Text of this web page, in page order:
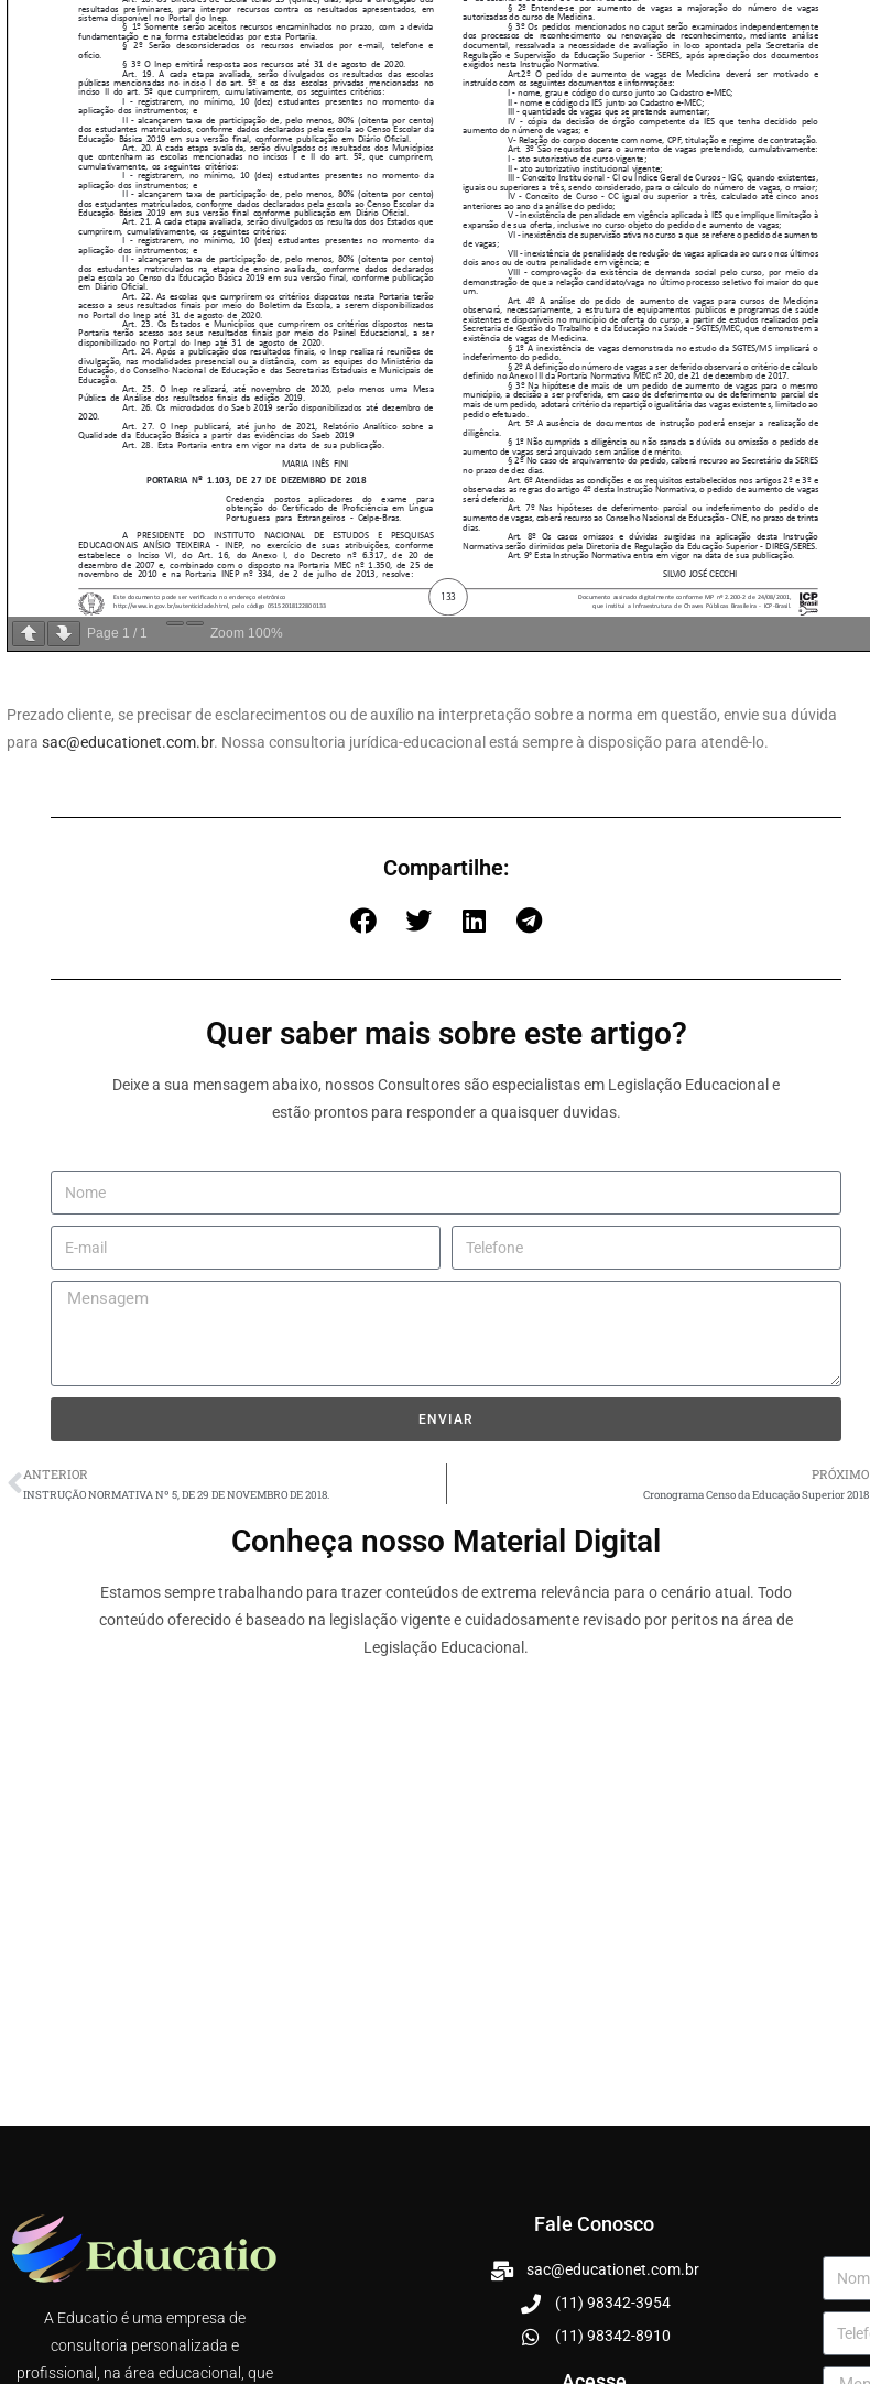
Page 1 / 1 Zoom 100%
Prezado cliente, se precisar de esclarecimentos ou de auxílio na interpretação sobre a norma em questão, envie sua dúvida
para sac@educationet.com.br. Nossa consultoria jurídica-educacional está sempre à disposição para atendê-lo.
Compartilhe:
Quer saber mais sobre este artigo?
Deixe a sua mensagem abaixo, nossos Consultores são especialistas em Legislação Educacional e
estão prontos para responder a quaisquer duvidas.
ENVIAR
ANTERIOR
INSTRUÇÃO NORMATIVA Nº 5, DE 29 DE NOVEMBRO DE 2018.
PRÓXIMO
Cronograma Censo da Educação Superior 2018
Conheça nosso Material Digital
Estamos sempre trabalhando para trazer conteúdos de extrema relevância para o cenário atual. Todo
conteúdo oferecido é baseado na legislação vigente e cuidadosamente revisado por peritos na área de
Legislação Educacional.
A Educatio é uma empresa de
consultoria personalizada e
profissional, na área educacional, que
Fale Conosco
sac@educationet.com.br
(11) 98342-3954
(11) 98342-8910